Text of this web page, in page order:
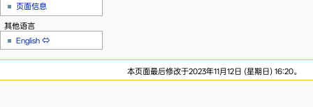
页面信息
其他语言
English ⇔
本页面最后修改于2023年11月12日 (星期日) 16:20。